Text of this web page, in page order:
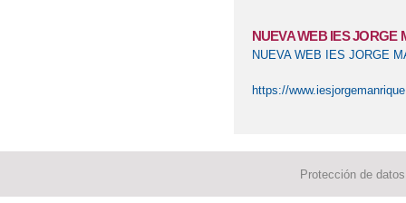
NUEVA WEB IES JORGE
NUEVA WEB IES JORGE
https://
Protección de datos